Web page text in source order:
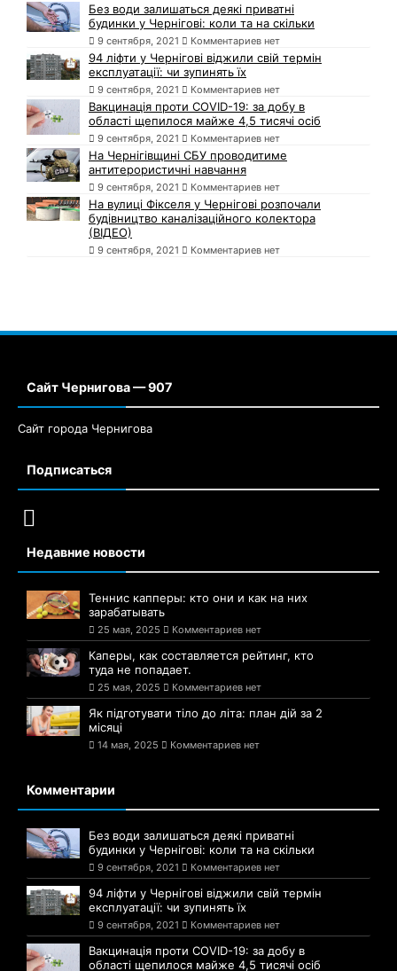
Без води залишаться деякі приватні
будинки у Чернігові: коли та на скільки
9 сентября, 2021 Комментариев нет
94 ліфти у Чернігові віджили свій термін
експлуатації: чи зупинять їх
9 сентября, 2021 Комментариев нет
Вакцинація проти COVID-19: за добу в
області щепилося майже 4,5 тисячі осіб
9 сентября, 2021 Комментариев нет
На Чернігівщині СБУ проводитиме
антитерористичні навчання
9 сентября, 2021 Комментариев нет
На вулиці Фікселя у Чернігові розпочали
будівництво каналізаційного колектора
(ВІДЕО)
9 сентября, 2021 Комментариев нет
Сайт Чернигова — 907
Сайт города Чернигова
Подписаться
Недавние новости
Теннис капперы: кто они и как на них
зарабатывать
25 мая, 2025 Комментариев нет
Каперы, как составляется рейтинг, кто
туда не попадает.
25 мая, 2025 Комментариев нет
Як підготувати тіло до літа: план дій за 2
місяці
14 мая, 2025 Комментариев нет
Комментарии
Без води залишаться деякі приватні
будинки у Чернігові: коли та на скільки
9 сентября, 2021 Комментариев нет
94 ліфти у Чернігові віджили свій термін
експлуатації: чи зупинять їх
9 сентября, 2021 Комментариев нет
Вакцинація проти COVID-19: за добу в
області щепилося майже 4,5 тисячі осіб